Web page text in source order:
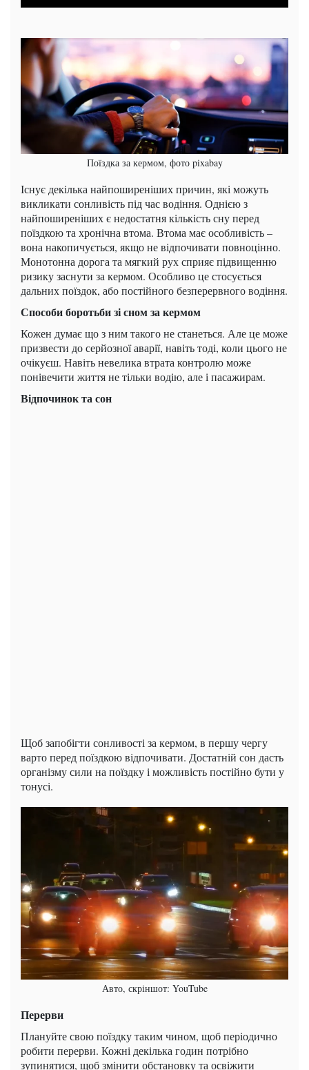
Поїздка за кермом, фото pixabay
Існує декілька найпоширеніших причин, які можуть
викликати сонливість під час водіння. Однією з
найпоширеніших є недостатня кількість сну перед
поїздкою та хронічна втома. Втома має особливість –
вона накопичується, якщо не відпочивати повноцінно.
Монотонна дорога та мягкий рух сприяє підвищенню
ризику заснути за кермом. Особливо це стосується
дальних поїздок, або постійного безперервного водіння.
Способи боротьби зі сном за кермом
Кожен думає що з ним такого не станеться. Але це може
призвести до серйозної аварії, навіть тоді, коли цього не
очікуєш. Навіть невелика втрата контролю може
понівечити життя не тільки водію, але і пасажирам.
Відпочинок та сон
Щоб запобігти сонливості за кермом, в першу чергу
варто перед поїздкою відпочивати. Достатній сон дасть
організму сили на поїздку і можливість постійно бути у
тонусі.
Авто, скріншот: YouTube
Перерви
Плануйте свою поїздку таким чином, щоб періодично
робити перерви. Кожні декілька годин потрібно
зупинятися, щоб змінити обстановку та освіжити